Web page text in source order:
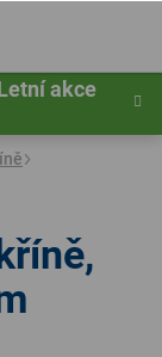
akce